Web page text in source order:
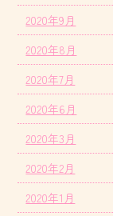
2020年9月
2020年8月
2020年7月
2020年6月
2020年3月
2020年2月
2020年1月